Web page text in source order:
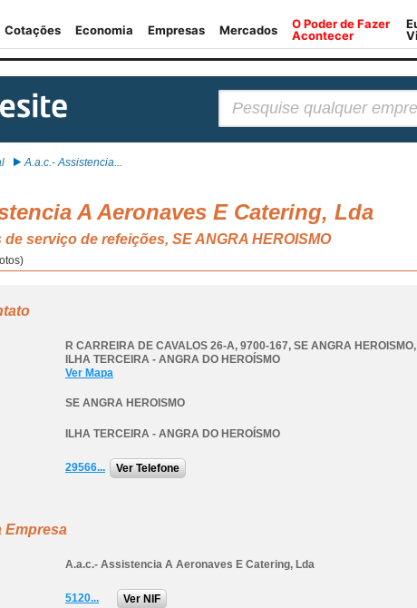
A.a.c.- Assistencia...
A Aeronaves E Catering, Lda
serviço de refeições, SE ANGRA HEROISMO
R CARREIRA DE CAVALOS 26-A, 9700-167, SE ANGRA HEROISMO,
ILHA TERCEIRA - ANGRA DO HEROÍSMO
Ver Mapa
SE ANGRA HEROISMO
ILHA TERCEIRA - ANGRA DO HEROÍSMO
29566... Ver Telefone
Empresa
A.a.c.- Assistencia A Aeronaves E Catering, Lda
5120... Ver NIF